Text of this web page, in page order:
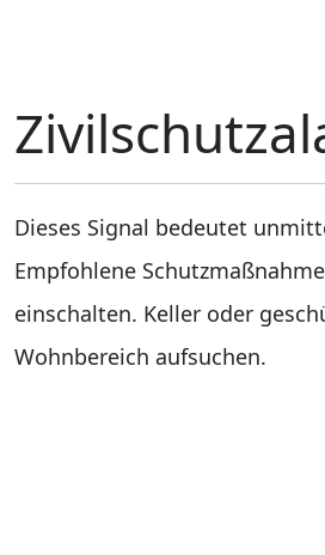
Dieses Signal bedeutet
Empfohlene
einschalten. Keller oder
Wohnbereich aufsuchen.